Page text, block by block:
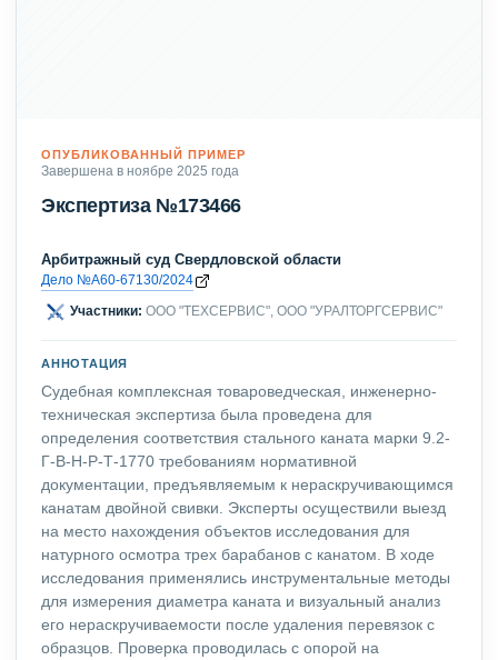
ОПУБЛИКОВАННЫЙ ПРИМЕР
Завершена в ноябре 2025 года
Экспертиза №173466
Арбитражный суд Свердловской области
Дело №А60-67130/2024
Участники:ООО "ТЕХСЕРВИС", ООО "УРАЛТОРГСЕРВИС"
Судебная комплексная товароведческая, инженерно-
техническая экспертиза была проведена для
определения соответствия стального каната марки 9.2-
Г-В-Н-Р-Т-1770 требованиям нормативной
документации, предъявляемым к нераскручивающимся
канатам двойной свивки. Эксперты осуществили выезд
на место нахождения объектов исследования для